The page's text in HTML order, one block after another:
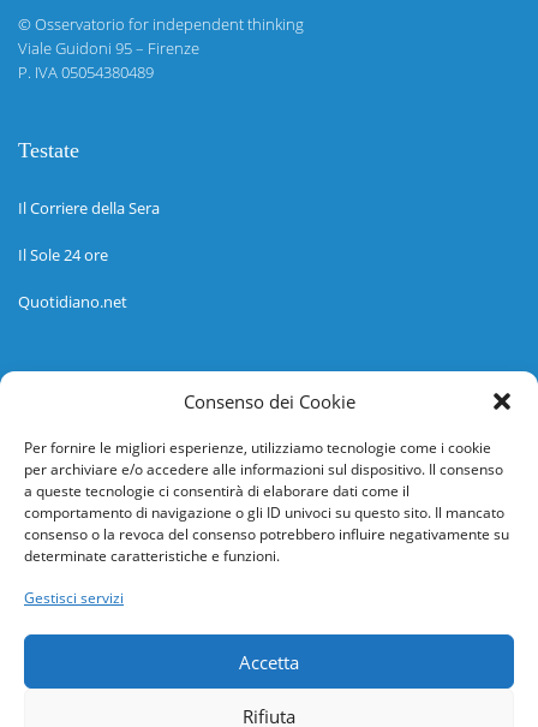
Consenso dei Cookie
Per fornire le migliori esperienze, utilizziamo tecnologie come i cookie
per archiviare e/o accedere alle informazioni sul dispositivo. Il consenso
a queste tecnologie ci consentirà di elaborare dati come il
comportamento di navigazione o gli ID univoci su questo sito. Il mancato
consenso o la revoca del consenso potrebbero influire negativamente su
determinate caratteristiche e funzioni.
Gestisci servizi
Accetta
Rifiuta
©Osservatorio for independent thinking
Viale Guidoni 95 – Firenze
P. IVA 05054380489
Testate
Il Corriere della Sera
Il Sole 24 ore
Quotidiano.net
Informazioni
Help desk
Guida rapida